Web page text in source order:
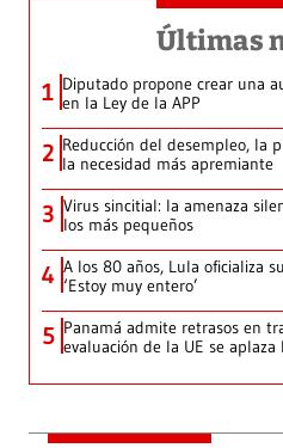
Últimas
1 Diputado propone crear una
en la Ley de la APP
2 Reducción del desempleo, la
la necesidad más apremiante
3 Virus sincitial: la amenaza
los más pequeños
4 A los 80 años, Lula oficializa
‘Estoy muy entero’
5 Panamá admite retrasos en
evaluación de la UE se aplaza